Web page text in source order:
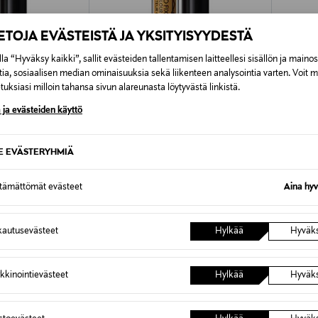
EVÄSTEISTÄ JA YKSITYISYYDESTÄ
“Hyväksy kaikki”, sallit evästeiden tallentamisen laitteellesi sisällön ja
sosiaalisen median ominaisuuksia sekä liikenteen analysointia varten. Voit
milloin tahansa sivun alareunasta löytyvästä linkistä.
ja evästeiden käyttö
EVÄSTERYHMIÄ
evästeet Aina
Hylkää
Hylkää
Corrector -
Original Price
19,00 €
Studio
Original
19,00 €